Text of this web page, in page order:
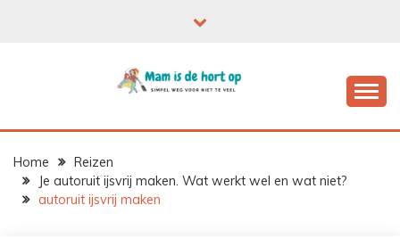
Home
Reizen
Je autoruit ijsvrij maken. Wat werkt wel en wat niet?
autoruit ijsvrij maken